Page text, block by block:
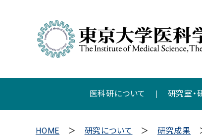
医科研について 研究室・
HOME 研究について 研究成果